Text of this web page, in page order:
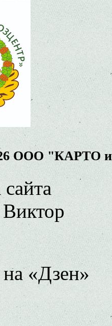
ООО "КАРТО
сайта
«Дзен»